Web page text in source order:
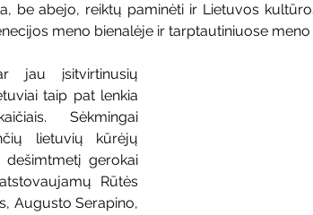
be abejo, reiktų paminėti ir Lietuvos
meno bienalėje ir tarptautiniuose
jau įsitvirtinusių
taip pat lenkia
Sėkmingai
lietuvių kūrėjų
gerokai
Rūtės
Augusto Serapino,